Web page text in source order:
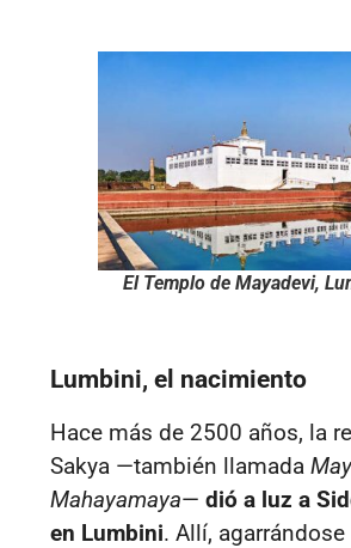
El Templo de Mayadevi,
Lumbini, el nacimiento
Hace más de 2500 años, la
Sakya —también llamada
Mahayamaya— dió a luz a
en Lumbini. Allí,